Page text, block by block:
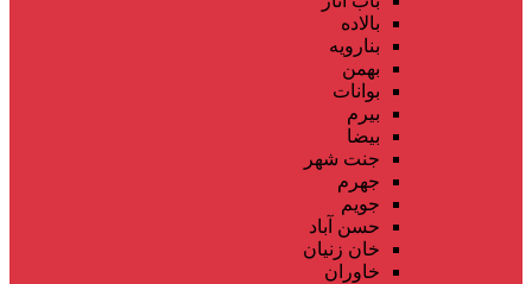
بالاده
بنارویه
بهمن
بوانات
بیرم
بیضا
جنت شهر
جهرم
جویم
حسن آباد
خان زنیان
خاوران